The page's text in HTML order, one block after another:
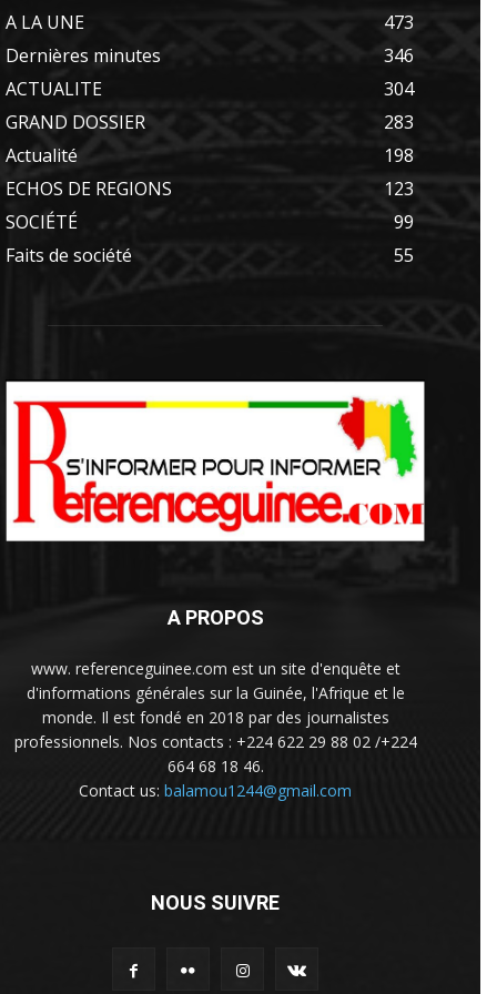
A LA UNE
473
Dernières minutes
346
ACTUALITE
304
GRAND DOSSIER
283
Actualité
198
ECHOS DE REGIONS
123
SOCIÉTÉ
99
Faits de société
55
A PROPOS
www. referenceguinee.com est un site d'enquête et
d'informations générales sur la Guinée, l'Afrique et le
monde. Il est fondé en 2018 par des journalistes
professionnels. Nos contacts : +224 622 29 88 02 /+224
664 68 18 46.
Contact us: balamou1244@gmail.com
NOUS SUIVRE